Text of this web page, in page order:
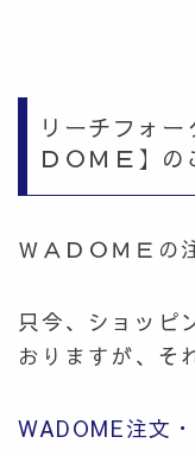
リーチフォ
ＤＯＭＥ】の
ＷＡＤＯＭＥの
只今、ショッピ
おりますが、そ
WADOME注文